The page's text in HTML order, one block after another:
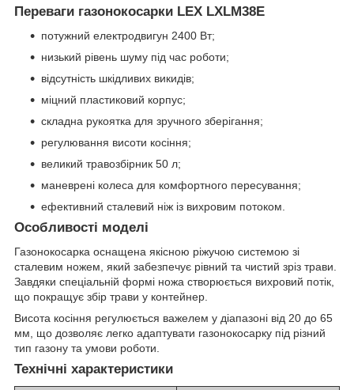
Переваги газонокосарки LEX LXLM38E
потужний електродвигун 2400 Вт;
низький рівень шуму під час роботи;
відсутність шкідливих викидів;
міцний пластиковий корпус;
складна рукоятка для зручного зберігання;
регулювання висоти косіння;
великий травозбірник 50 л;
маневрені колеса для комфортного пересування;
ефективний сталевий ніж із вихровим потоком.
Особливості моделі
Газонокосарка оснащена якісною ріжучою системою зі
сталевим ножем, який забезпечує рівний та чистий зріз трави.
Завдяки спеціальній формі ножа створюється вихровий потік,
що покращує збір трави у контейнер.
Висота косіння регулюється важелем у діапазоні від 20 до 65
мм, що дозволяє легко адаптувати газонокосарку під різний
тип газону та умови роботи.
Технічні характеристики